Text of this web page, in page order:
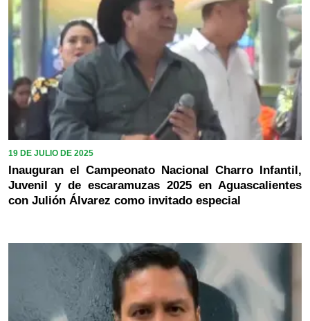
19 DE JULIO DE 2025
Inauguran el Campeonato Nacional Charro Infantil,
Juvenil y de escaramuzas 2025 en Aguascalientes
con Julión Álvarez como invitado especial